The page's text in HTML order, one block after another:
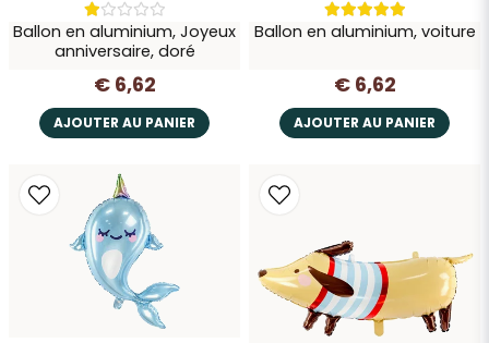
Ballon en aluminium, Joyeux
anniversaire, doré
€ 6,62
AJOUTER AU PANIER
Ballon en aluminium, voiture
€ 6,62
AJOUTER AU PANIER